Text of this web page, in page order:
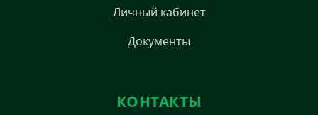
Личный кабинет
Документы
КОНТАКТЫ